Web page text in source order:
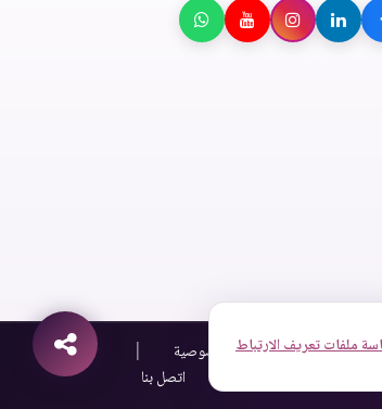
| سياسة الخصوصية
اتصل بنا
ملفات تعريف الارتباط